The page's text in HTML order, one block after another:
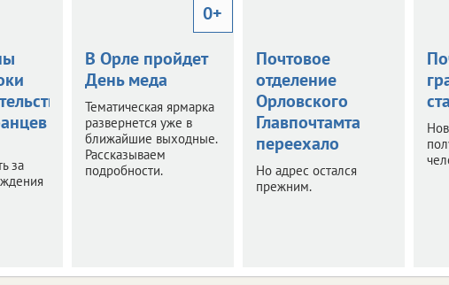
за
0+
В Орле пройдет
День меда
Тематическая ярмарка
развернется уже в
ближайшие выходные.
Рассказываем
подробности.
Почтовое
отделение
Орловского
Главпочтамта
переехало
Но адрес остался
прежним.